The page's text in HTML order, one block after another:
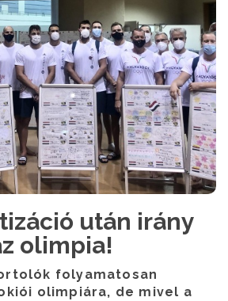
után irány
olimpia!
folyamatosan
olimpiára, de mivel a